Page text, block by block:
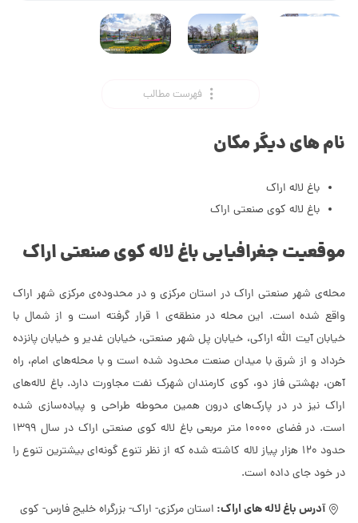
فهرست مطالب
نام های دیگر مکان
باغ لاله اراک
باغ لاله کوی صنعتی اراک
موقعیت جغرافیایی باغ لاله کوی صنعتی اراک
محله‌ی شهر صنعتی اراک در استان مرکزی و در محدوده‌ی مرکزی شهر اراک
واقع شده است. این محله در منطقه‌ی ۱ قرار گرفته است و از شمال با
خیابان آیت الله اراکی، خیابان پل شهر صنعتی، خیابان غدیر و خیابان پانزده
خرداد و از شرق با میدان صنعت محدود شده است و با محله‌های ‌امام، راه
آهن، بهشتی فاز دو، کوی کارمندان شهرک نفت مجاورت دارد. باغ لاله‌های
اراک نیز در در پارک‌های درون همین محوطه طراحی و پیاده‌سازی شده
است. در فضای 10000 متر مربعی باغ لاله کوی صنعتی اراک در سال 1399
حدود 120 هزار پیاز لاله کاشته شده که از نظر تنوع گونه‌ای بیشترین تنوع را
در خود جای داده است.
آدرس باغ لاله های اراک: استان مرکزی- اراک- بزرگراه خلیج فارس- کوی